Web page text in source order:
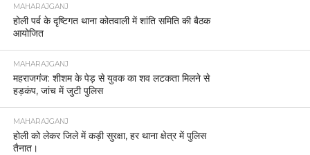
MAHARAJGANJ
होली पर्व के दृष्टिगत थाना कोतवाली में शांति समिति की बैठक
आयोजित
MAHARAJGANJ
महराजगंज: शीशम के पेड़ से युवक का शव लटकता मिलने से
हड़कंप, जांच में जुटी पुलिस
MAHARAJGANJ
होली को लेकर जिले में कड़ी सुरक्षा, हर थाना क्षेत्र में पुलिस
तैनात।